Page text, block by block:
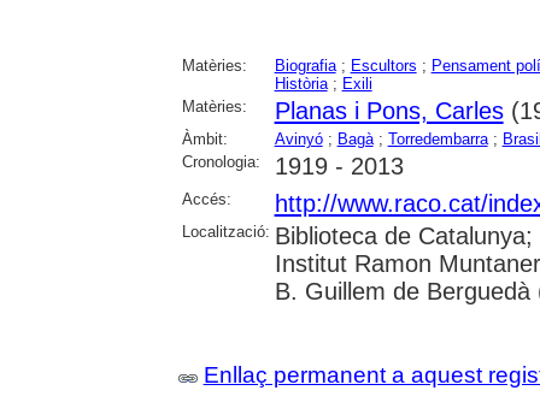
Matèries: Biografia; Escultors ; Pensament
Història; Exili
Matèries:
Planas i Pons, Carles
Àmbit: Avinyó; Bagà; Torredembarra;
Cronologia:
1919 - 2013
Accés: http://www.raco.cat/
Localització: Biblioteca de
Institut Ramon
B. Guillem de Berguedà
Enllaç permanent a aquest